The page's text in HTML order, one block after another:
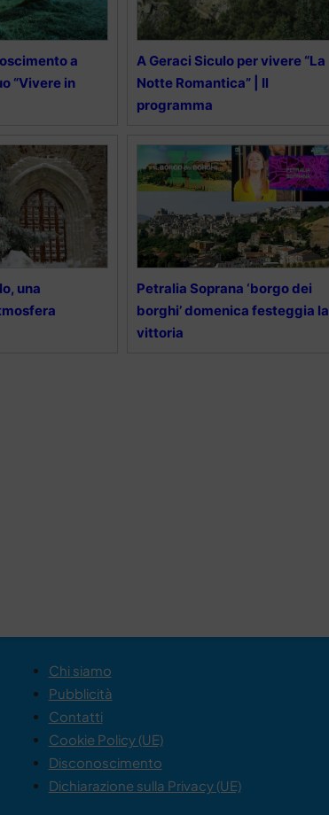
a
“Vivere in
A Geraci Siculo per vivere “La
Notte Romantica” | Il
programma
una
Petralia Soprana ‘borgo dei
borghi’ domenica festeggia la
vittoria
Chi siamo
Pubblicità
Contatti
Cookie Policy (UE)
Disconoscimento
Dichiarazione sulla Privacy (UE)